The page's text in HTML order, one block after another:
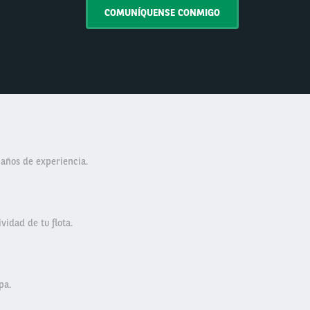
COMUNÍQUENSE CONMIGO
de experiencia.
de tu flota.